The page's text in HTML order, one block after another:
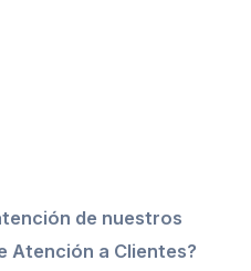
de nuestros
Atención a Clientes?